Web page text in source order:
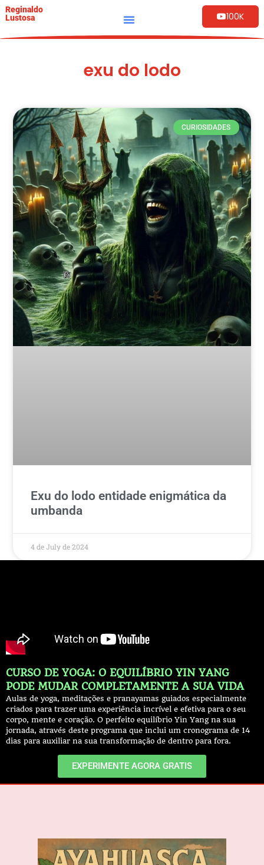
Reginaldo
Lustosa
100K
exu do lodo
CURIOSIDADES
Exu do lodo entidade enigmática da
umbanda
4 de July de 2024
CURSO DE YOGA: O EQUILÍBRIO YIN YANG
PODE MUDAR COMPLETAMENTE A SUA VIDA
Aulas de yoga, meditações e pranayamas guiados especialmente
criados para trazer uma experiência incrível e efetiva para o seu
corpo, mente e coração. O perfeito equilíbrio Yin Yang na sua
jornada, através deste programa que inclui um cronograma de 14
dias para auxiliar na sua transformação de dentro para fora.
EXPERIMENTE AGORA GRATIS